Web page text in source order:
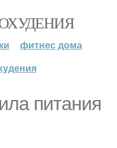
фитнес дома
питания